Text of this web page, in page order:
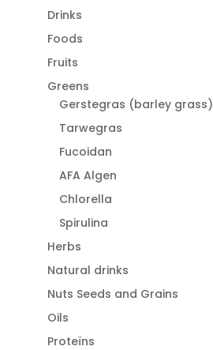
Drinks
Foods
Fruits
Greens
Gerstegras (barley grass)
Tarwegras
Fucoidan
AFA Algen
Chlorella
Spirulina
Herbs
Natural drinks
Nuts Seeds and Grains
Oils
Proteïns